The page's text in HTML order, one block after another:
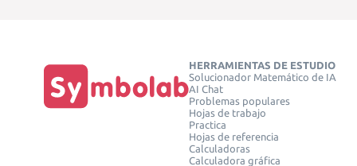
HERRAMIENTAS DE ESTUDIO
Solucionador Matemático de IA
AI Chat
Problemas populares
Hojas de trabajo
Practica
Hojas de referencia
Calculadoras
Calculadora gráfica